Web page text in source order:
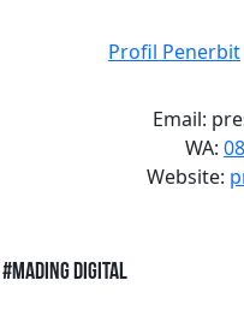
Profil Penerbit
Email:
WA:
Website:
#Mading Digital